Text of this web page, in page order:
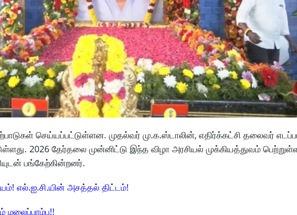
செய்யப்பட்டுள்ளன. முதல்வர் மு.க.ஸ்டாலின், எதிர்க்கட்சி தலைவர்
2026 தேர்தலை முன்னிட்டு இந்த விழா அரசியல் முக்கியத்துவம்
பங்கேற்கின்றனர்.
எல்.ஐ.சி.யின் அசத்தல் திட்டம்!
மலைப்பாம்பு!!